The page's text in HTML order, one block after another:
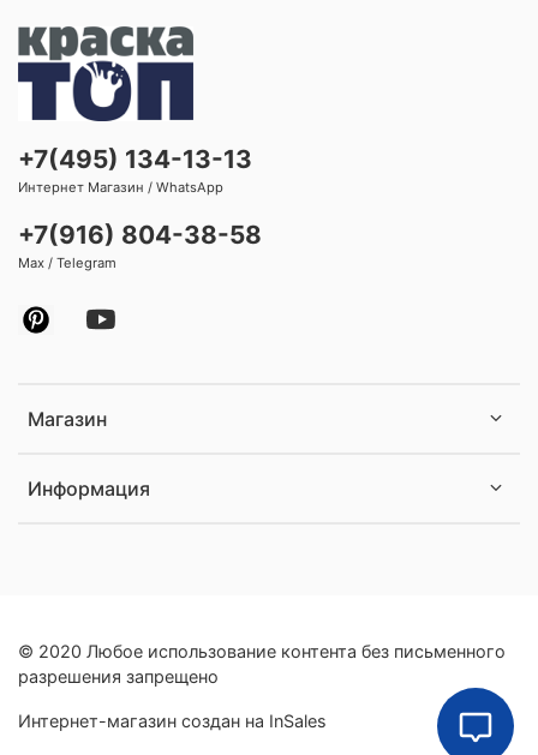
Магазин
Информация
+7(495) 134-13-13
Интернет Магазин / WhatsApp
+7(916) 804-38-58
Max / Telegram
© 2020 Любое использование контента без письменного
разрешения запрещено
Интернет-магазин создан на InSales